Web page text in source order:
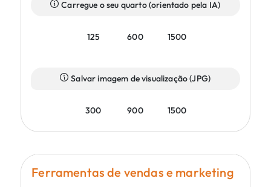
Carregue o seu quarto (orientado pela IA)
125 600 1500
Salvar imagem de visualização (JPG)
300 900 1500
Ferramentas de vendas e marketing